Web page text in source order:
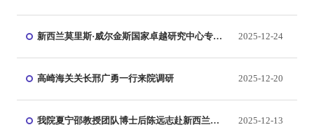
新西兰莫里斯·威尔金斯国家卓越研究中心专家
2025-12-24
高崎海关关长邢广勇一行来院调研 2025-12-20
我院夏宁邵教授团队博士后陈远志赴新西兰参
2025-12-13